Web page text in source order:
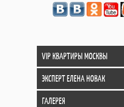
VIP КВАРТИРЫ МОСКВЫ
ЭКСПЕРТ ЕЛЕНА НОВАК
ГАЛЕРЕЯ